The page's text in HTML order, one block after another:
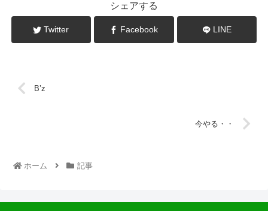
シェアする
Twitter Facebook LINE
B’z
今やる・・
ホーム 記事